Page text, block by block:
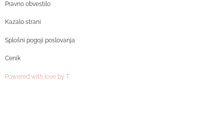
Pravno obvestilo
Kazalo strani
Splošni pogoji poslovanja
Cenik
Powered with love by T.